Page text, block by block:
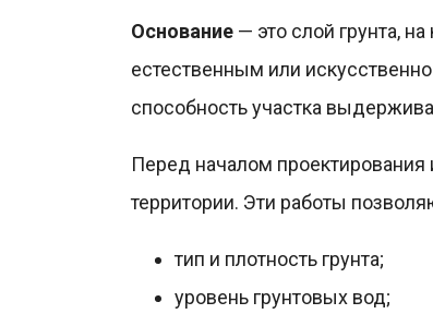
Основание— это слой грунта,
естественным или
способность участка
Перед началом
территории. Эти работы
тип и плотность грунта;
уровень грунтовых вод;